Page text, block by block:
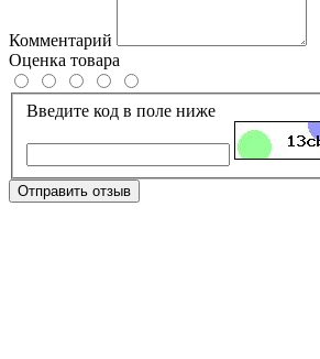
Комментарий
Оценка товара
Введите код в поле ниже
Отправить отзыв